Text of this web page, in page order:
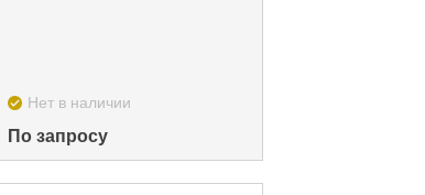
Нет в наличии
По запросу